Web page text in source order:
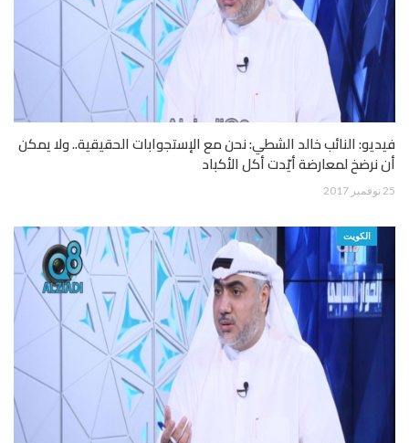
فيديو: النائب خالد الشطي: نحن مع الإستجوابات الحقيقية.. ولا يمكن
أن نرضخ لمعارضة أيّدت أكل الأكباد
25 نوفمبر 2017
الكويت